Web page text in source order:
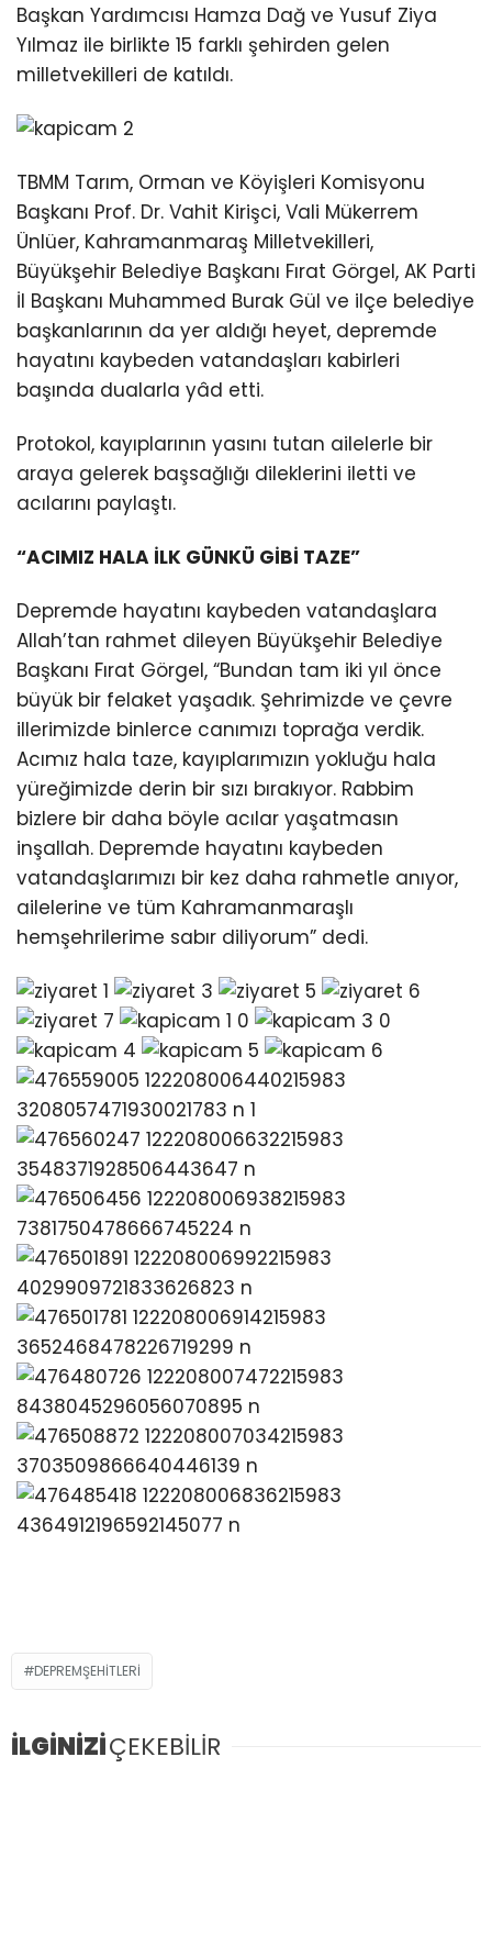
Başkan Yardımcısı Hamza Dağ ve Yusuf Ziya
Yılmaz ile birlikte 15 farklı şehirden gelen
milletvekilleri de katıldı.
TBMM Tarım, Orman ve Köyişleri Komisyonu
Başkanı Prof. Dr. Vahit Kirişci, Vali Mükerrem
Ünlüer, Kahramanmaraş Milletvekilleri,
Büyükşehir Belediye Başkanı Fırat Görgel, AK Parti
İl Başkanı Muhammed Burak Gül ve ilçe belediye
başkanlarının da yer aldığı heyet, depremde
hayatını kaybeden vatandaşları kabirleri
başında dualarla yâd etti.
Protokol, kayıplarının yasını tutan ailelerle bir
araya gelerek başsağlığı dileklerini iletti ve
acılarını paylaştı.
“ACIMIZ HALA İLK GÜNKÜ GİBİ TAZE”
Depremde hayatını kaybeden vatandaşlara
Allah’tan rahmet dileyen Büyükşehir Belediye
Başkanı Fırat Görgel, “Bundan tam iki yıl önce
büyük bir felaket yaşadık. Şehrimizde ve çevre
illerimizde binlerce canımızı toprağa verdik.
Acımız hala taze, kayıplarımızın yokluğu hala
yüreğimizde derin bir sızı bırakıyor. Rabbim
bizlere bir daha böyle acılar yaşatmasın
inşallah. Depremde hayatını kaybeden
vatandaşlarımızı bir kez daha rahmetle anıyor,
ailelerine ve tüm Kahramanmaraşlı
hemşehrilerime sabır diliyorum” dedi.
DEPREMŞEHITLERI
İLGİNİZİÇEKEBİLİR